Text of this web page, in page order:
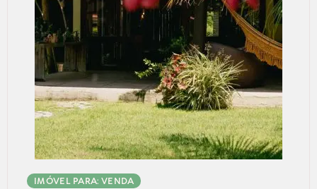
IMÓVEL PARA: VENDA